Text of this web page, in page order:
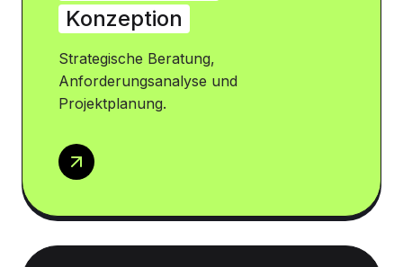
Konzeption
Strategische Beratung,
Anforderungsanalyse und
Projektplanung.